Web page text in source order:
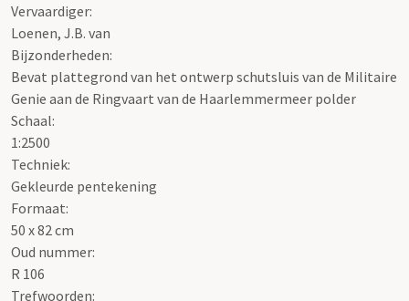
Vervaardiger:
Loenen, J.B. van
Bijzonderheden:
Bevat plattegrond van het ontwerp schutsluis van de Militaire
Genie aan de Ringvaart van de Haarlemmermeer polder
Schaal:
1:2500
Techniek:
Gekleurde pentekening
Formaat:
50 x 82 cm
Oud nummer:
R 106
Trefwoorden: